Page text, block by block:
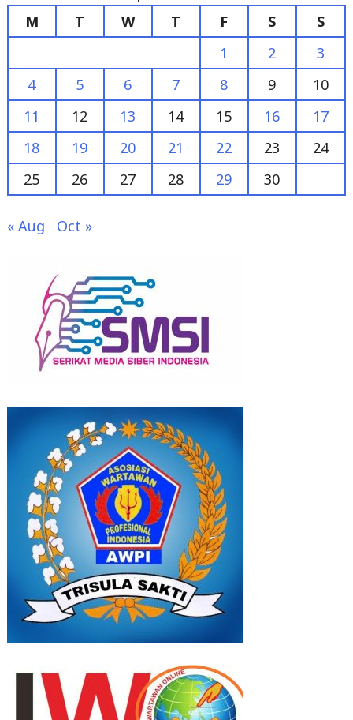
M
T W T F S
S
1
2
3
4
5 6 7 8 9
10
11
12 13 14 15 16
17
18
19 20 21 22 23
24
25
26 27 28 29 30
« Aug Oct »